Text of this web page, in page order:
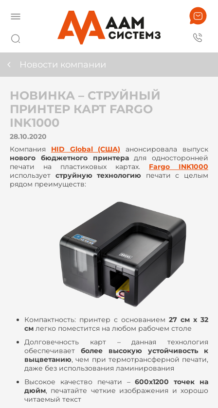
Новости компании
НОВИНКА – СТРУЙНЫЙ
ПРИНТЕР КАРТ FARGO
INK1000
28.10.2020
Компания HID Global (США) анонсировала выпуск
нового бюджетного принтерадля односторонней
печати на пластиковых картах. Fargo INK1000
использует струйную технологию печати с целым
рядом преимуществ:
Компактность: принтер с основанием 27 см х 32
см легко поместится на любом рабочем столе
Долговечность карт – данная технология
обеспечивает более высокую устойчивость к
выцветанию, чем при термотрансферной печати,
даже без использования ламинирования
Высокое качество печати –600x1200 точек на
дюйм, печатайте четкие изображения и хорошо
читаемый текст